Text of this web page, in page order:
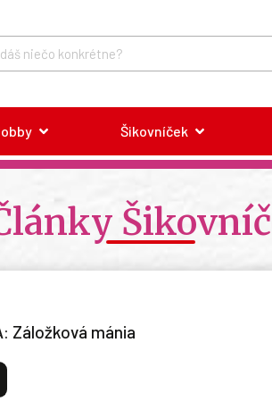
Šikovníček
Záložková mánia